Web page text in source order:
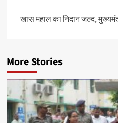
खास महाल का निदान जल्द,
More Stories